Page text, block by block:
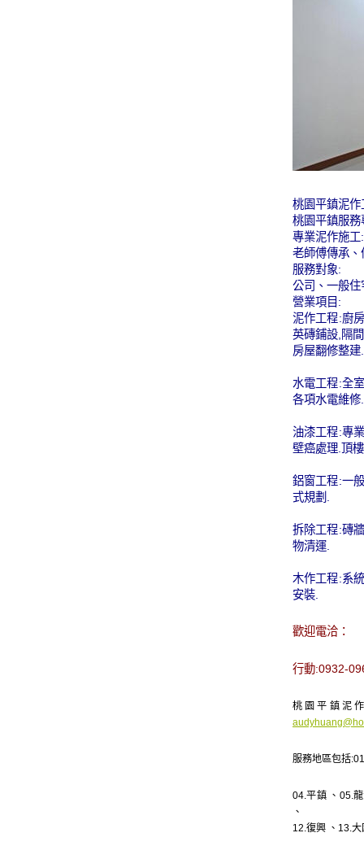
桃園平鎮泥
桃園平鎮服
專業泥作施工:
老師傅傳承
服務對象:
公司、一般
營業項目:
泥作工程:廚
英磚鋪設,隔
房屋翻修整
水電工程:全
各項水電維修.
油漆工程:專
壁癌處理.頂
鋁窗工程:一
式規劃.
拆除工程:磚
物清運.
木作工程:系
安裝.
歡迎電洽：
行動:0932-
桃園平鎮泥
服務地區包括
04.平鎮、05.
、
12.復興 、13.大